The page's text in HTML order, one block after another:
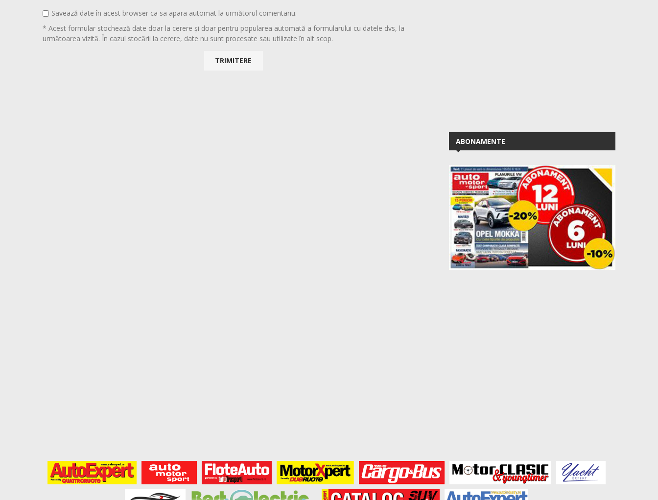
Savează date în acest browser ca sa apara automat la următorul comentariu.
* Acest formular stochează date doar la cerere și doar pentru popularea automată a formularului cu datele dvs, la
următoarea vizită. În cazul stocării la cerere, date nu sunt procesate sau utilizate în alt scop.
ABONAMENTE